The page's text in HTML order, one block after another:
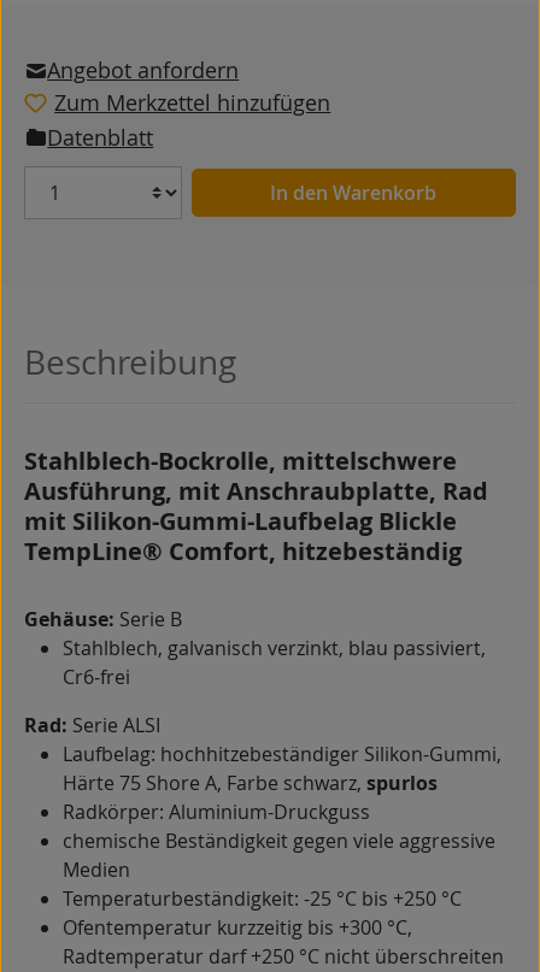
Angebot anfordern
Zum Merkzettel hinzufügen
Datenblatt
Anzahl In den Warenkorb
Beschreibung
Stahlblech-Bockrolle, mittelschwere
Ausführung, mit Anschraubplatte, Rad
mit Silikon-Gummi-Laufbelag Blickle
TempLine® Comfort, hitzebeständig
Gehäuse: Serie B
Stahlblech, galvanisch verzinkt, blau passiviert,
Cr6-frei
Rad: Serie ALSI
Laufbelag: hochhitzebeständiger Silikon-Gummi,
Härte 75 Shore A, Farbe schwarz, spurlos
Radkörper: Aluminium-Druckguss
chemische Beständigkeit gegen viele aggressive
Medien
Temperaturbeständigkeit: -25 °C bis +250 °C
Ofentemperatur kurzzeitig bis +300 °C,
Radtemperatur darf +250 °C nicht überschreiten